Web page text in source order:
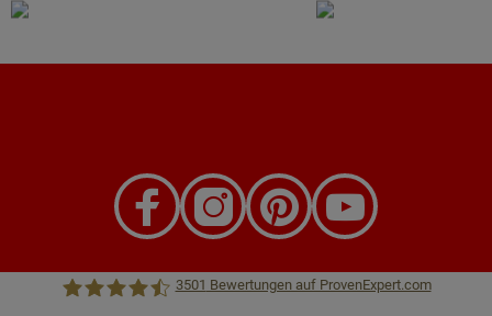
3501 Bewertungen auf ProvenExpert.com